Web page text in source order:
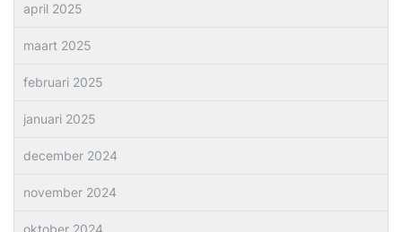
april 2025
maart 2025
februari 2025
januari 2025
december 2024
november 2024
oktober 2024